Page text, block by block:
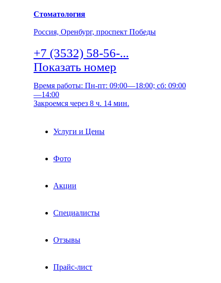
Стоматология
Россия, Оренбург, проспект Победы
+7 (3532) 58-56-...
Показать номер
Время работы: Пн-пт: 09:00—18:00; сб: 09:00
—14:00
Закроемся через 8 ч. 14 мин.
Услуги и Цены
Фото
Акции
Специалисты
Отзывы
Прайс-лист